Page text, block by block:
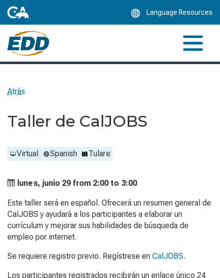
Language Resources
Atrás
Taller de CalJOBS
Virtual Spanish Tulare
lunes, junio 29 from 2:00 to 3:00
Este taller será en español. Ofrecerá un resumen general de
CalJOBS y ayudará a los participantes a elaborar un
currículum y mejorar sus habilidades de búsqueda de
empleo por internet.
Se requiere registro previo. Regístrese en CalJOBS.
Los participantes registrados recibirán un enlace único 24